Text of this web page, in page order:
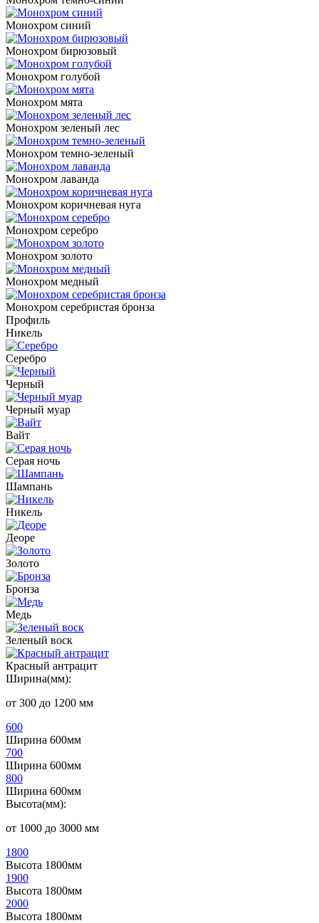
Монохром синий
Монохром бирюзовый
Монохром голубой
Монохром мята
Монохром зеленый лес
Монохром темно-зеленый
Монохром лаванда
Монохром коричневая нуга
Монохром серебро
Монохром золото
Монохром медный
Монохром серебристая бронза
Профиль
Никель
Серебро
Черный
Черный муар
Вайт
Серая ночь
Шампань
Никель
Деоре
Золото
Бронза
Медь
Зеленый воск
Красный антрацит
Ширина(мм):
от 300 до 1200 мм
600
Ширина 600мм
700
Ширина 600мм
800
Ширина 600мм
Высота(мм):
от 1000 до 3000 мм
1800
Высота 1800мм
1900
Высота 1800мм
2000
Высота 1800мм